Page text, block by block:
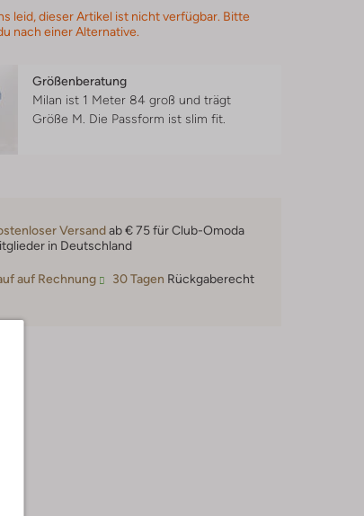
leid, dieser Artikel ist nicht verfügbar. Bitte
nach einer Alternative.
Größenberatung
Milan ist 1 Meter 84 groß und trägt
Größe M. Die Passform ist slim fit
Versandab € 75 für Club-Omoda
in Deutschland
auf Rechnung 30 Tagen Rückgaberecht